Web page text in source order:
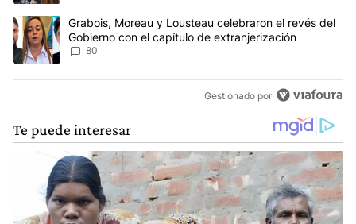
Un artículo de tendencia con el título "Grabois, Moreau y
Grabois, Moreau y Lousteau celebraron el revés del
Gobierno con el capítulo de extranjerización
80
Gestionado por